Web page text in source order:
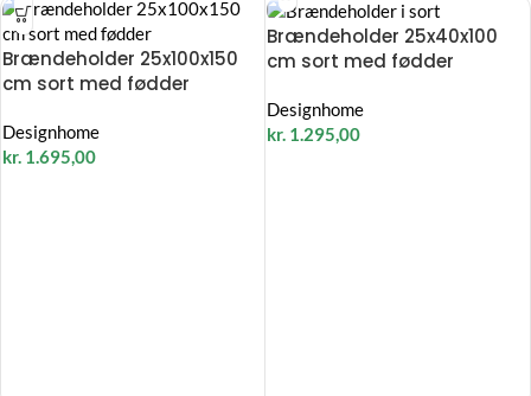
Brændeholder 25x100x150
cm sort med fødder
Designhome
kr. 1.695,00
Brændeholder 25x40x100
cm sort med fødder
Designhome
kr. 1.295,00